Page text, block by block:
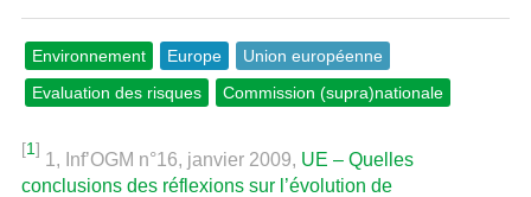
Environnement Europe
Union européenne
Evaluation des risques
Commission (supra)nationale
[1]
1, Inf’OGM n°16, janvier 2009, UE – Quelles
conclusions des réflexions sur l’évolution de